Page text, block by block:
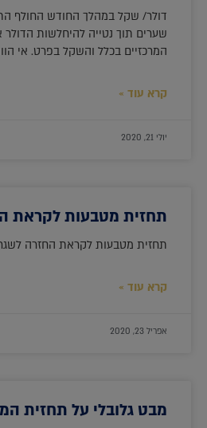
דולר/ שקל במהלך החודש החולף
שערים תוך נטייה להיחלשות
המרכזיים בכלל והשקל בפרט. אי
קרא עוד »
יולי 21, 2020
תחזית מטבעות לקראת
תחזית מטבעות לקראת החזרה
קרא עוד »
אפריל 23, 2020
מבט גלובלי על תחזית